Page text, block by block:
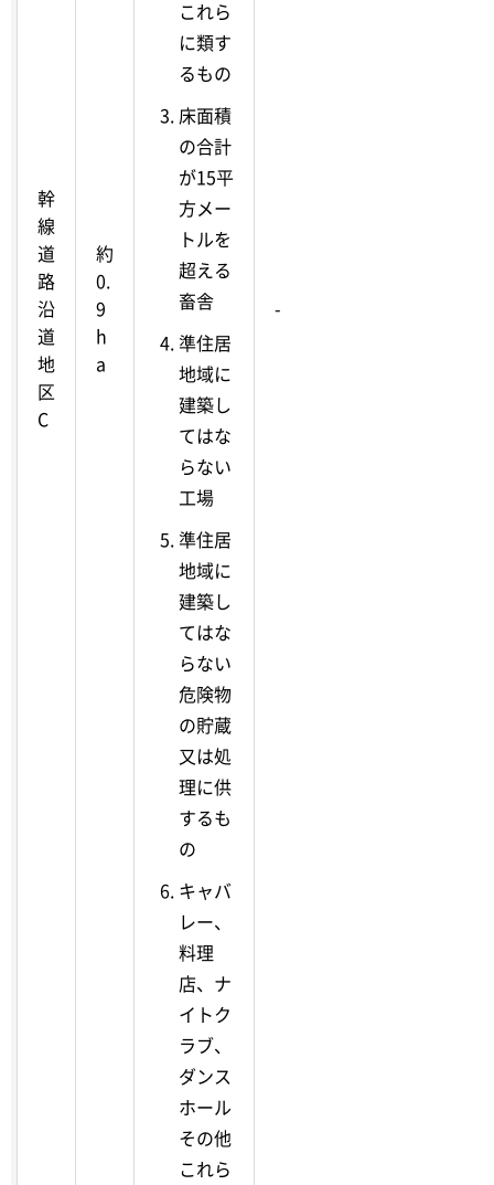
幹
線
道
路
沿
道
地
区
C
約
0.
9
h
a
これら
に類す
るもの
床面積
の合計
が15平
方メー
トルを
超える
畜舎
準住居
地域に
建築し
てはな
らない
工場
準住居
地域に
建築し
てはな
らない
危険物
の貯蔵
又は処
理に供
するも
の
キャバ
レー、
料理
店、ナ
イトク
ラブ、
ダンス
ホール
その他
これら
-